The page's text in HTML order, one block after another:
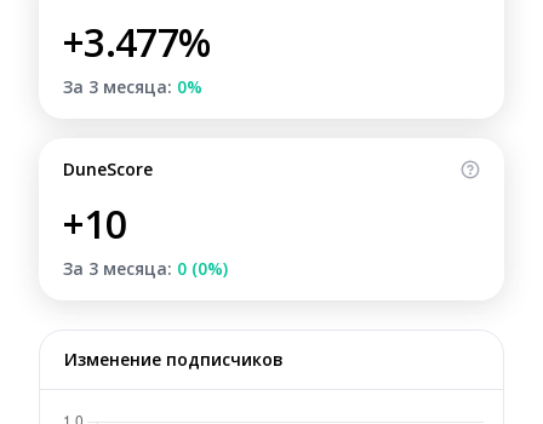
+3.477%
За 3 месяца: 0%
DuneScore
+10
За 3 месяца: 0 (0%)
Изменение подписчиков